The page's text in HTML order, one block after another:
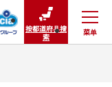
按都道府县搜
索
菜单
关闭